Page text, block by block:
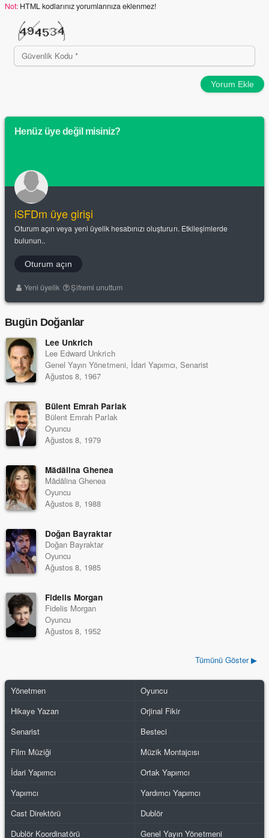
Not: HTML kodlarınız yorumlarınıza eklenmez!
Yorum Ekle
Henüz üye değil misiniz?
iSFDm üye girişi
Oturum açın veya yeni üyelik hesabınızı oluşturun. Etkileşimlerde
bulunun..
Oturum açın
Yeni üyelik Şifremi unuttum
Bugün Doğanlar
Lee Unkrich
Lee Edward Unkrich
Genel Yayın Yönetmeni, İdari Yapımcı, Senarist
Ağustos 8, 1967
Bülent Emrah Parlak
Bülent Emrah Parlak
Oyuncu
Ağustos 8, 1979
Mãdãlina Ghenea
Mãdãlina Ghenea
Oyuncu
Ağustos 8, 1988
Doğan Bayraktar
Doğan Bayraktar
Oyuncu
Ağustos 8, 1985
Fidelis Morgan
Fidelis Morgan
Oyuncu
Ağustos 8, 1952
Tümünü Göster ▶
Yönetmen
Oyuncu
Hikaye Yazarı
Orjinal Fikir
Senarist
Besteci
Film Müziği
Müzik Montajcısı
İdari Yapımcı
Ortak Yapımcı
Yapımcı
Yardımcı Yapımcı
Cast Direktörü
Dublör
Dublör Koordinatörü
Genel Yayın Yönetmeni